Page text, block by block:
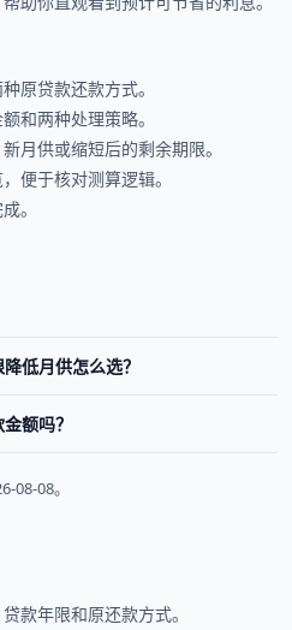
原贷款还款方式。
和两种处理策略。
月供或缩短后的剩余期限。
便于核对测算逻辑。
。
低月供怎么选？
额吗？
08-08。
款年限和原还款方式。